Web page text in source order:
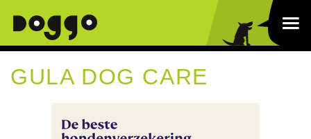
GULA DOG CARE